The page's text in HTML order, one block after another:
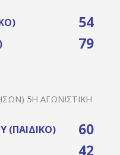
54
79
5Η ΑΓΩΝΙΣΤΙΚΉ
(ΠΑΙΔΙΚΌ) 60
42